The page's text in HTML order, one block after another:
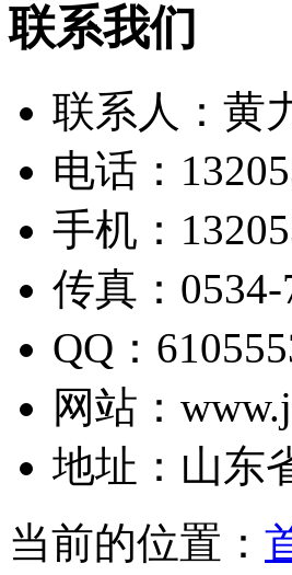
联系我们
联系人： 黄
电话：
手机：
传真：
QQ：
网站：
地址： 山东
当前的位置：